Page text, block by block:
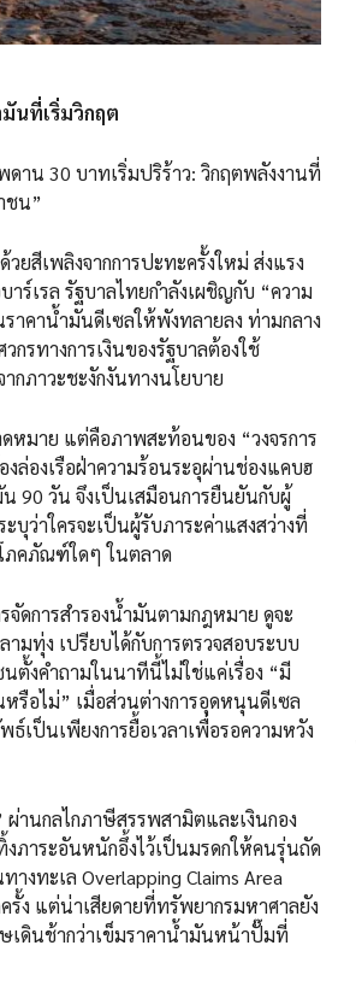
นที่เริ่มวิกฤต
าน 30 บาทเริ่มปริร้าว: วิกฤตพลังงานที่
ชน”
ลิงจากการปะทะครั้งใหม่ ส่งแรง
ร์เรล รัฐบาลไทยกำลังเผชิญกับ “ความ
คาน้ำมันดีเซลให้พังทลายลง ท่ามกลาง
รทางการเงินของรัฐบาลต้องใช้
กภาวะชะงักงันทางนโยบาย
แต่คือภาพสะท้อนของ “วงจรการ
ล่องเรือฝ่าความร้อนระอุผ่านช่องแคบฮ
น 90 วัน จึงเป็นเสมือนการยืนยันกับผู้
บุว่าใครจะเป็นผู้รับภาระค่าแสงสว่างที่
ภคภัณฑ์ใดๆ ในตลาด
สำรองน้ำมันตามกฎหมาย ดูจะ
มทุ่ง เปรียบได้กับการตรวจสอบระบบ
ตั้งคำถามในนาทีนี้ไม่ใช่แค่เรื่อง “มี
อไม่” เมื่อส่วนต่างการอุดหนุนดีเซล
เป็นเพียงการยื้อเวลาเพื่อรอความหวัง
ไกภาษีสรรพสามิตและเงินกอง
ภาระอันหนักอึ้งไว้เป็นมรดกให้คนรุ่นถัด
งทะเล Overlapping Claims Area
รั้ง แต่น่าเสียดายที่ทรัพยากรมหาศาลยัง
เดินช้ากว่าเข็มราคาน้ำมันหน้าปั๊มที่